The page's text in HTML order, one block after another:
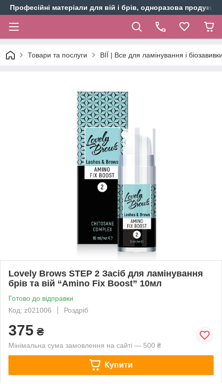
Професійні матеріали для вій і брів, одноразова продукція
Товари та послуги ВІЇ | Все для ламінування і
Lovely Brows STEP 2 Засіб для ламінування
брів та вій “Amino Fix Boost” 10мл
Готово до відправки
Код: z021006
Роздріб
375 ₴
Мінімальна сума замовлення на сайті — 500 ₴
Купити